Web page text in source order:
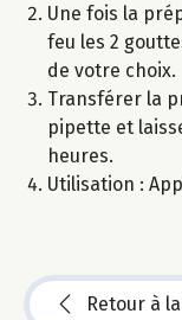
Une fois la
feu les 2
de votre choix.
Transférer la
pipette et
heures.
Utilisation :
Retour à